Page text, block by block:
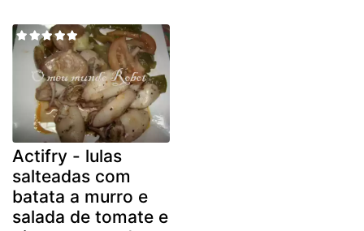
Actifry - lulas
salteadas com
batata a murro e
salada de tomate e